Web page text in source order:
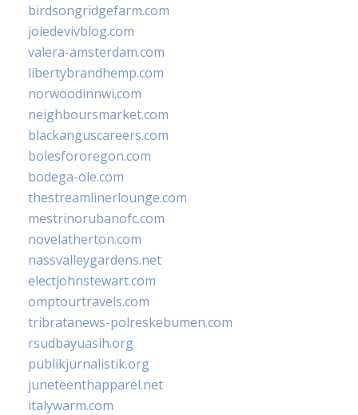
birdsongridgefarm.com
joiedevivblog.com
valera-amsterdam.com
libertybrandhemp.com
norwoodinnwi.com
neighboursmarket.com
blackanguscareers.com
bolesfororegon.com
bodega-ole.com
thestreamlinerlounge.com
mestrinorubanofc.com
novelatherton.com
nassvalleygardens.net
electjohnstewart.com
omptourtravels.com
tribratanews-polreskebumen.com
rsudbayuasih.org
publikjurnalistik.org
juneteenthapparel.net
italywarm.com